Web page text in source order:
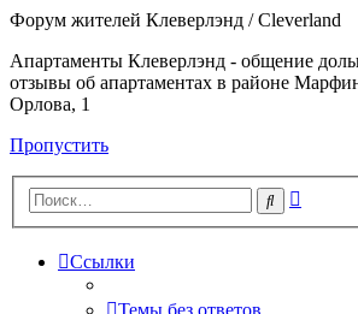
Форум жителей Клеверлэнд / Cleverland
Апартаменты Клеверлэнд - общение
отзывы об апартаментах в районе
Орлова, 1
Пропустить
Поиск
Ссылки
Темы без ответов